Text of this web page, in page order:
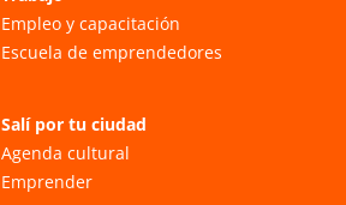
Empleo y capacitación
Escuela de emprendedores
Salí por tu ciudad
Agenda cultural
Emprender